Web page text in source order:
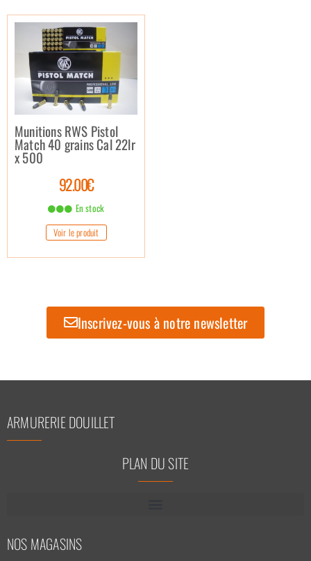
Munitions RWS Pistol
Match 40 grains Cal 22lr
x 500
92.00€
En stock
Voir le produit
Inscrivez-vous à notre newsletter
ARMURERIE DOUILLET
PLAN DU SITE
NOS MAGASINS